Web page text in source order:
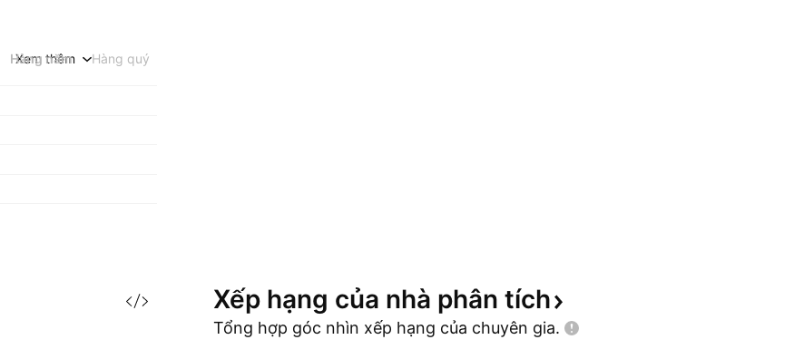
Hàng năm Hàng quý
Xem thêm
Xếp hạng của nhà phân tích
Tổng hợp góc nhìn xếp hạng của chuyên gia.